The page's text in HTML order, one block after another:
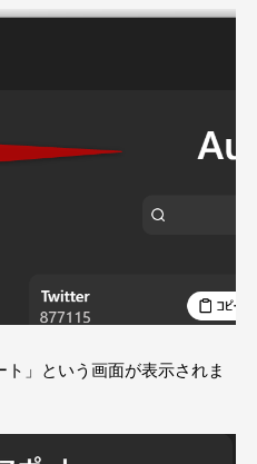
ト」という画面が表示されま